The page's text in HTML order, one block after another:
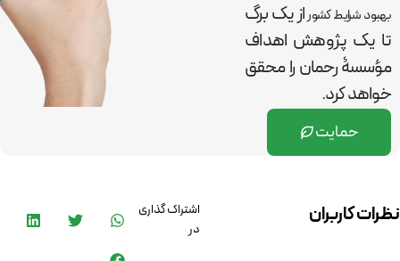
بهبود شرایط کشوراز یک برگ
تا یک پژوهش اهداف
مؤسسۀ رحمان رامحقق
خواهد کرد.
حمایت
نظرات کاربران
اشتراک گذاری
در